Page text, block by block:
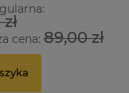
cena:89,00 zł